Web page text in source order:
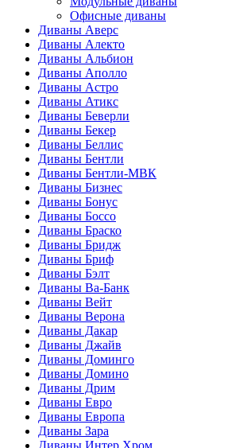
Офисные диваны
Диваны Аверс
Диваны Алекто
Диваны Альбион
Диваны Аполло
Диваны Астро
Диваны Атикс
Диваны Беверли
Диваны Бекер
Диваны Беллис
Диваны Бентли
Диваны Бентли-МВК
Диваны Бизнес
Диваны Бонус
Диваны Боссо
Диваны Браско
Диваны Бридж
Диваны Бриф
Диваны Бэлт
Диваны Ва-Банк
Диваны Вейт
Диваны Верона
Диваны Дакар
Диваны Джайв
Диваны Доминго
Диваны Домино
Диваны Дрим
Диваны Евро
Диваны Европа
Диваны Зара